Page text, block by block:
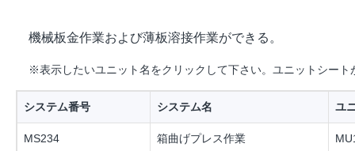
機械板金作業および薄板溶接作業ができる。
※表示したいユニット名をクリックして下さい。ユニットシート
システム番号 システム名 ユ
MS234 箱曲げプレス作業